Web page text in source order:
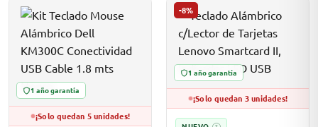
1 año garantía
¡Solo quedan 5 unidades!
-8%
1 año garantía
¡Solo quedan 3 unidades!